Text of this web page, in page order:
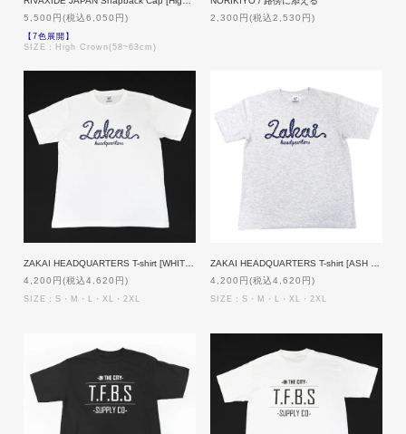
5,500円(税込6,050円)
【7色展開】
SIZE：High Crown(58~63cm)
2,300円(税込2,530円)
4,200円(税込4,620円)
SIZE：S・M・L・XL・2XL
4,200円(税込4,620円)
SIZE：S・M・L・XL・2XL